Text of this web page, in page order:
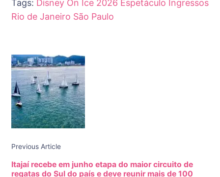
Tags: Disney On Ice 2026 Espetáculo Ingressos
Rio de Janeiro São Paulo
Post
Navigation
Previous Article
Itajaí recebe em junho etapa do maior circuito de
regatas do Sul do país e deve reunir mais de 100